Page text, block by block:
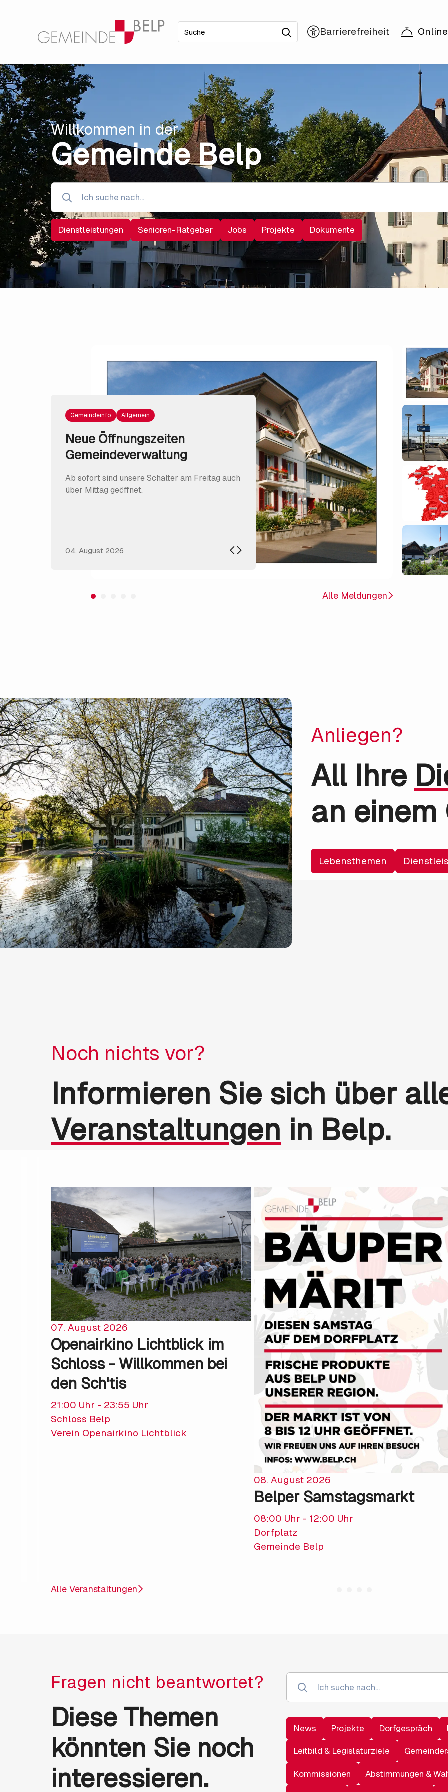
Willkommen in der
Gemeinde Belp
Dienstleistungen Senioren-Ratgeber Jobs Projekte Dokumente
Gemeindeinfo Allgemein
Neue Öffnungszeiten
Gemeindeverwaltung
Ab sofort sind unsere Schalter am Freitag auch
über Mittag geöffnet.
04. August 2026
Alle Meldungen
Anliegen?
All Ihre
an einem
Lebensthemen
Noch nichts vor?
Informieren Sie sich über
Veranstaltungen in Belp.
07. August 2026
Openairkino Lichtblick im
Schloss - Willkommen bei
den Sch'tis
21:00 Uhr - 23:55 Uhr
Schloss Belp
Verein Openairkino Lichtblick
08. August 2026
Belper Samstagsmarkt
08:00 Uhr - 12:00 Uhr
Dorfplatz
Gemeinde Belp
Alle Veranstaltungen
Fragen nicht beantwortet?
Diese Themen
könnten Sie noch
interessieren.
News Projekte Dorfgespräch
Leitbild & Legislaturziele
Kommissionen Abstimmungen &